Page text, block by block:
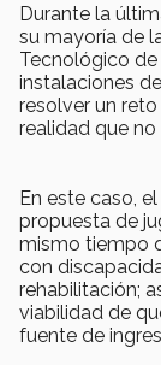
Durante la
su mayoría​ ​de​
Tecnológico​ ​de​
instalaciones​
resolver un reto
realidad​ ​que​ ​no​
​En​ ​este​ ​caso,​
propuesta​ ​de​
mismo tiempo
con​
rehabilitación;​
viabilidad​ ​de​
fuente​ ​de​